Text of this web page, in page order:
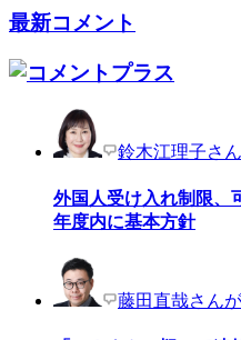
最新コメント
鈴木江理子さ
外国人受け入れ制限、
年度内に基本方針
藤田直哉さん